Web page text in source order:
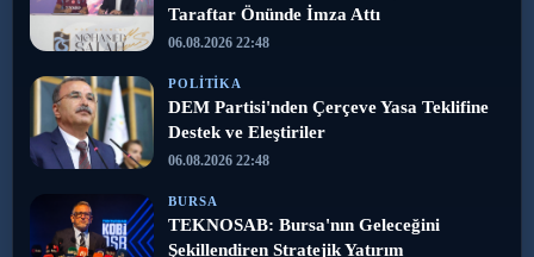
Taraftar Önünde İmza Attı
06.08.2026 22:48
POLITIKA
DEM Partisi'nden Çerçeve Yasa Teklifine
Destek ve Eleştiriler
06.08.2026 22:48
BURSA
TEKNOSAB: Bursa'nın Geleceğini
Şekillendiren Stratejik Yatırım